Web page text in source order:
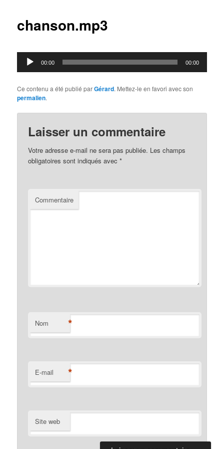
chanson.mp3
Lecteur
audio
00:00 00:00
Ce contenu a été publié parGérard. Mettez-le en favori avec son
permalien.
Laisser un commentaire
Votre adresse e-mail ne sera pas publiée. Les champs
obligatoires sont indiqués avec*
Commentaire
Nom *
E-mail *
Site web